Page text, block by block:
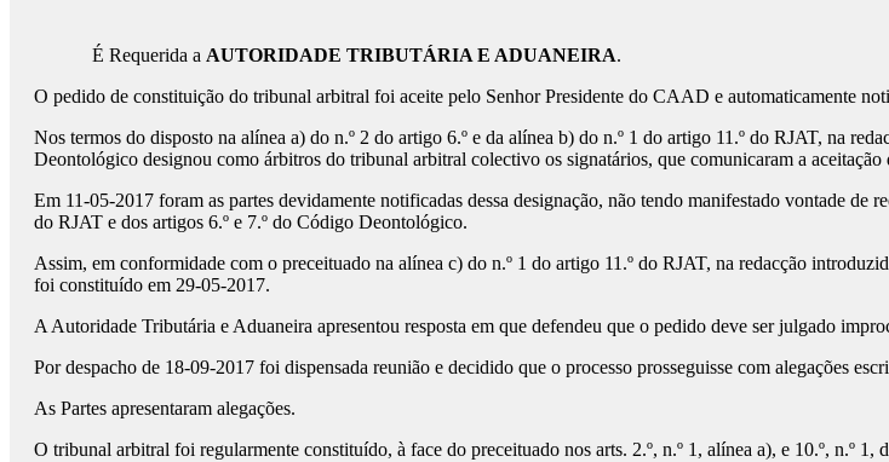
É Requerida a AUTORIDADE TRIBUTÁRIA E ADUANEIRA.
O pedido de constituição do tribunal arbitral foi aceite pelo Senhor Presidente do CAAD e automaticamente
Nos termos do disposto na alínea a) do n.º 2 do artigo 6.º e da alínea b) do n.º 1 do artigo 11.º do RJAT, na
Deontológico designou como árbitros do tribunal arbitral colectivo os signatários, que comunicaram a
Em 11-05-2017 foram as partes devidamente notificadas dessa designação, não tendo manifestado vontade de
do RJAT e dos artigos 6.º e 7.º do Código Deontológico.
Assim, em conformidade com o preceituado na alínea c) do n.º 1 do artigo 11.º do RJAT, na redacção
foi constituído em 29-05-2017.
A Autoridade Tributária e Aduaneira apresentou resposta em que defendeu que o pedido deve ser julgado
Por despacho de 18-09-2017 foi dispensada reunião e decidido que o processo prosseguisse com alegações
As Partes apresentaram alegações.
O tribunal arbitral foi regularmente constituído, à face do preceituado nos arts. 2.º, n.º 1, alínea a), e 10.º, n.º 1,